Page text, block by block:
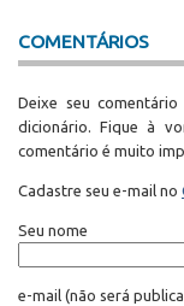
COMENTÁRIOS
Deixe seu
dicionário. Fique à
comentário é muito
Cadastre seu e-mail no
Seu nome
e-mail (não será